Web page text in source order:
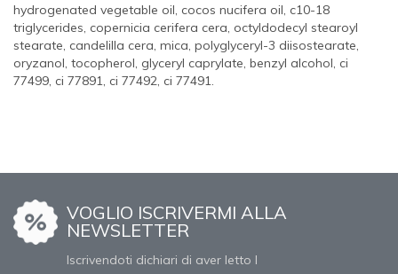
hydrogenated vegetable oil, cocos nucifera oil, c10-18
triglycerides, copernicia cerifera cera, octyldodecyl stearoyl
stearate, candelilla cera, mica, polyglyceryl-3 diisostearate,
oryzanol, tocopherol, glyceryl caprylate, benzyl alcohol, ci
77499, ci 77891, ci 77492, ci 77491.
VOGLIO ISCRIVERMI ALLA
NEWSLETTER
Iscrivendoti dichiari di aver letto l